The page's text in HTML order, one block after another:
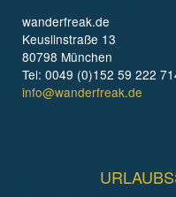
wanderfreak.de
Keuslinstraße 13
80798 München
Tel: 0049 (0)152 59 222
info@wanderfreak.de